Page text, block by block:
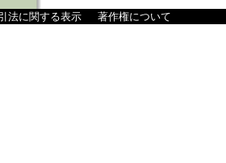
法に関する表示 著作権について